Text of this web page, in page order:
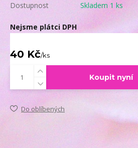
Dostupnost Skladem 1 ks
Nejsme plátci DPH
40 Kč/ks
Koupit nyní
Do oblíbených